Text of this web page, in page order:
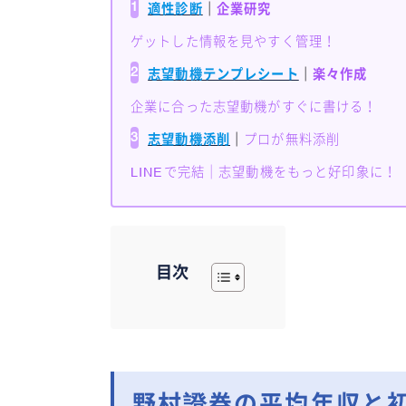
1 適性診断 企業研究
ゲットした情報を見やすく管理！
2 志望動機テンプレシート 楽々作成
企業に合った志望動機がすぐに書ける！
3 志望動機添削 プロが無料添削
LINEで完結｜志望動機をもっと好印象に！
目次